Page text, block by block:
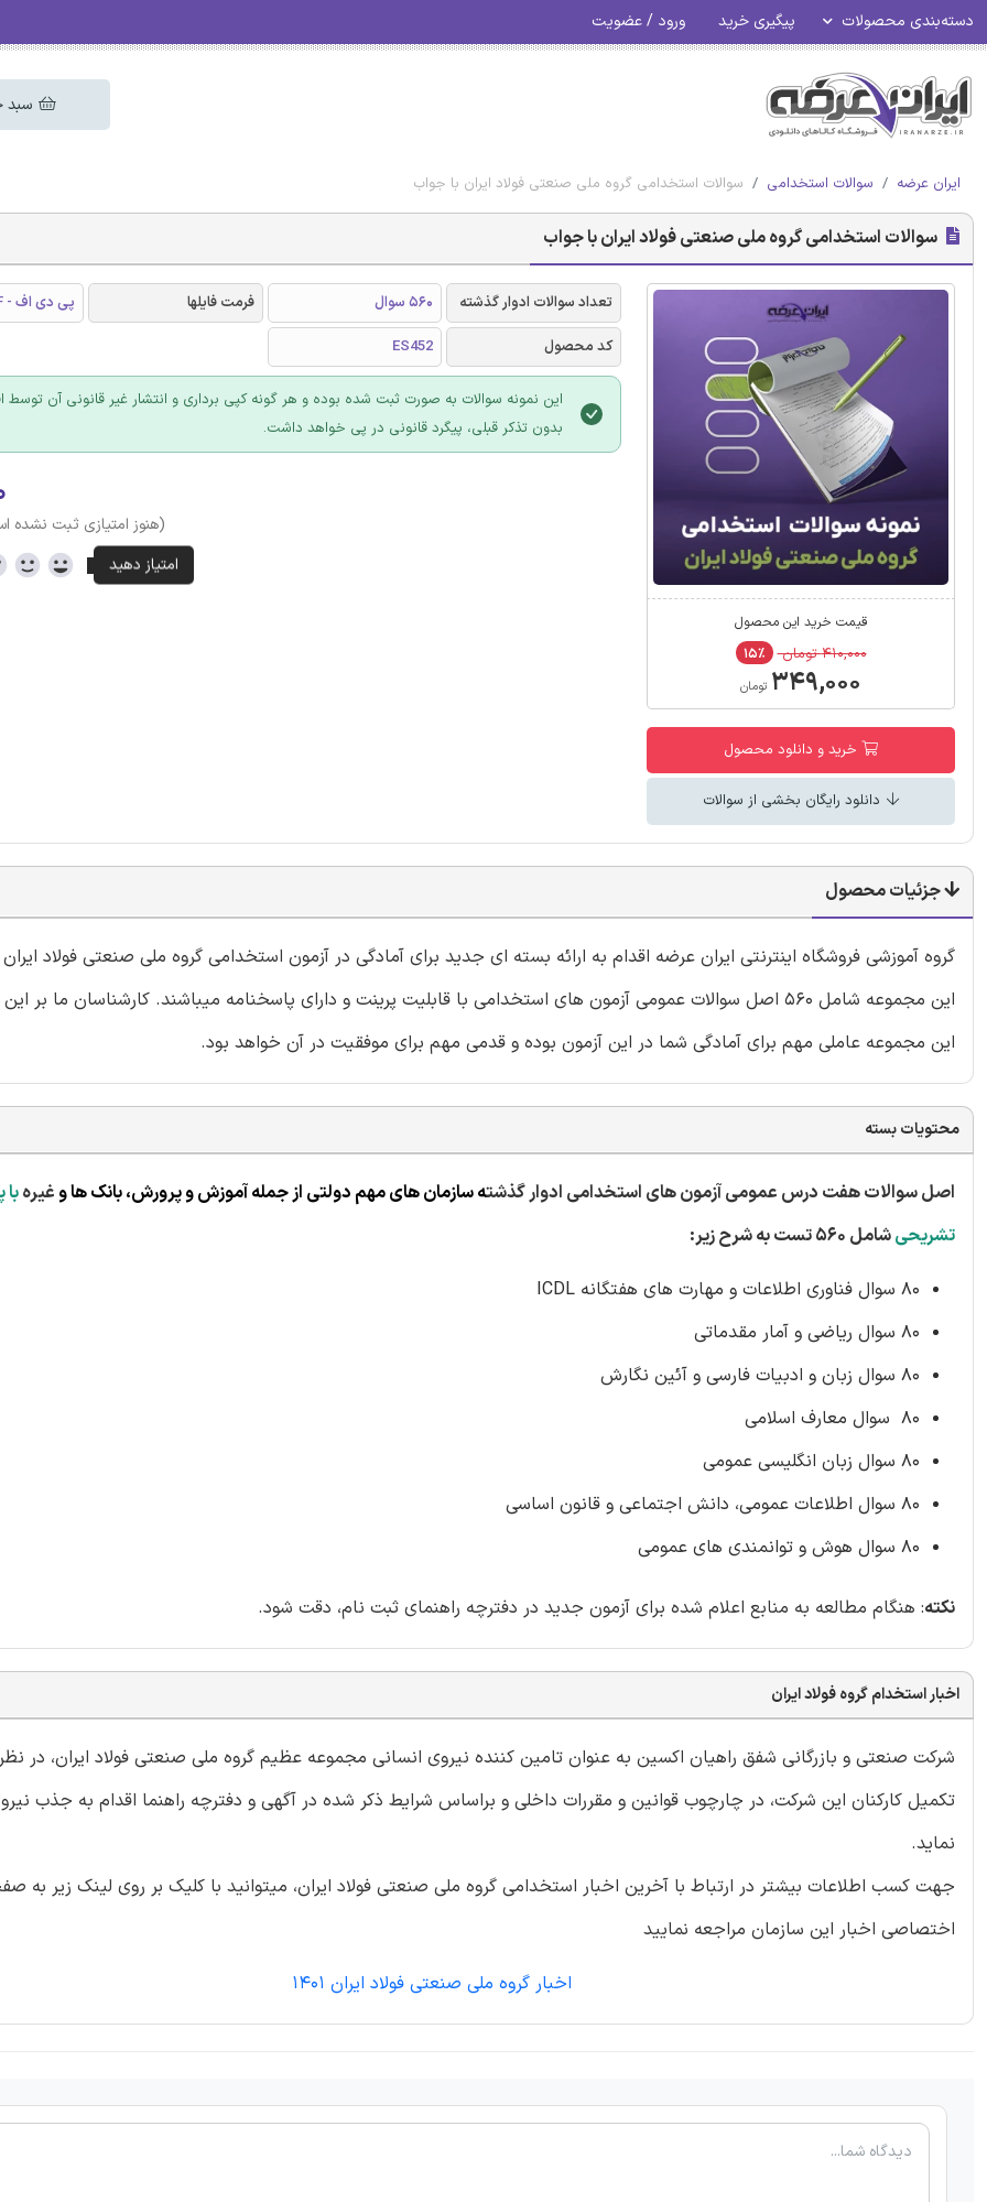
دسته‌بندی محصولات پیگیری خرید ورود / عضویت
سبد
ایران عرضه سوالات استخدامی سوالات استخدامی گروه ملی صنعتی فولاد ایران با جواب
سوالات استخدامی گروه ملی صنعتی فولاد ایران با جواب
قیمت خرید این محصول
۴۱۰,۰۰۰ تومان ۱۵٪
۳۴۹,۰۰۰ تومان
خرید و دانلود محصول
دانلود رایگان بخشی از سوالات
تعداد سوالات ادوار گذشته 560 سوال فرمت فایلها
پی دی اف - PDF
کد محصول
ES452
این نمونه سوالات به صورت ثبت شده بوده و هر گونه کپی برداری و انتشار غیر قانونی آن توسط
بدون تذکر قبلی، پیگرد قانونی در پی خواهد داشت.
(هنوز امتیازی ثبت نشده
جزئیات محصول
گروه آموزشی فروشگاه اینترنتی ایران عرضه اقدام به ارائه بسته ای جدید برای آمادگی در آزمون استخدامی گروه ملی صنعتی فولاد
این مجموعه شامل 560 اصل سوالات عمومی آزمون های استخدامی با قابلیت پرینت و دارای پاسخنامه میباشند. کارشناسان ما بر
این مجموعه عاملی مهم برای آمادگی شما در این آزمون بوده و قدمی مهم برای موفقیت در آن خواهد بود.
محتویات بسته
اصل سوالات هفت درس عمومی آزمون های استخدامی ادوار گذشته سازمان های مهم دولتی از جمله آموزش و پرورش، بانک ها وغیره
تشریحیشامل 560 تست به شرح زیر:
80 سوال فناوری اطلاعات و مهارت های هفتگانه ICDL
80 سوال ریاضی و آمار مقدماتی
80 سوال زبان و ادبیات فارسی و آئین نگارش
80 سوال معارف اسلامی
80 سوال زبان انگلیسی عمومی
80 سوال اطلاعات عمومی، دانش اجتماعی و قانون اساسی
80 سوال هوش و توانمندی های عمومی
نکته: هنگام مطالعه به منابع اعلام شده برای آزمون جدید در دفترچه راهنمای ثبت نام، دقت شود.
اخبار استخدام گروه فولاد ایران
شركت صنعتی و بازرگانی شفق راهيان اكسين به عنوان تامين كننده نيروی انسانی مجموعه عظيم گروه ملی صنعتی فولاد ايران، در
تكميل كاركنان اين شركت، در چارچوب قوانين و مقررات داخلی و براساس شرایط ذکر شده در آگهی و دفترچه راهنما اقدام به جذب
نمايد.
جهت کسب اطلاعات بیشتر در ارتباط با آخرین اخبار استخدامی گروه ملی صنعتی فولاد ایران، میتوانید با کلیک بر روی لینک زیر به
اختصاصی اخبار این سازمان مراجعه نمایید
اخبار گروه ملی صنعتی فولاد ایران 1401